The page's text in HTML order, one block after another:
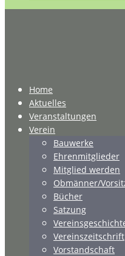
Home
Aktuelles
Veranstaltungen
Verein
Bauwerke
Ehrenmitglieder
Mitglied werden
Obmänner/
Bücher
Satzung
Vereinszeitschrift
Vorstandschaft